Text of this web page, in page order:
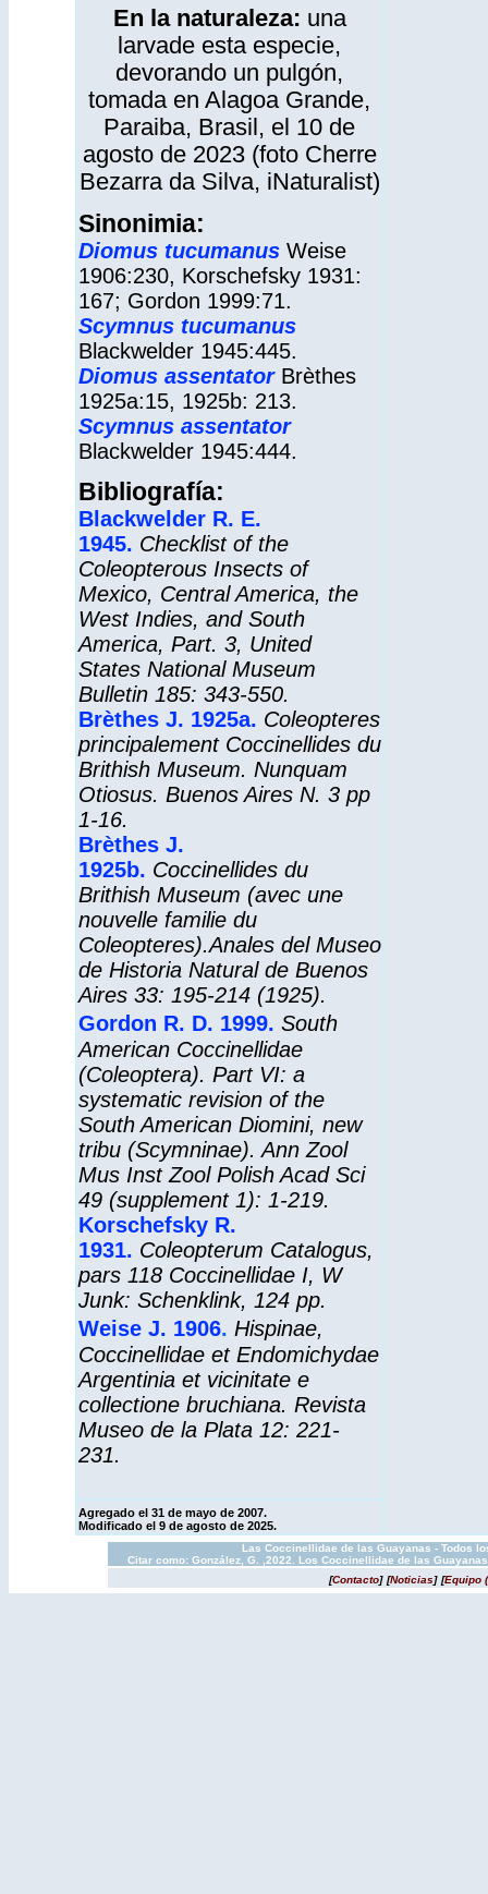
En la naturaleza: una
larvade esta especie,
devorando un pulgón,
tomada en Alagoa Grande,
Paraiba, Brasil, el 10 de
agosto de 2023 (foto Cherre
Bezarra da Silva, iNaturalist)
Sinonimia:
Diomus tucumanusWeise
1906:230, Korschefsky 1931:
167; Gordon 1999:71.
Scymnus tucumanus
Blackwelder 1945:445.
Diomus assentator Brèthes
1925a:15, 1925b: 213.
Scymnus assentator
Blackwelder 1945:444.
Bibliografía:
Blackwelder R. E.
1945. Checklist of the
Coleopterous Insects of
Mexico, Central America, the
West Indies, and South
America, Part. 3, United
States National Museum
Bulletin185: 343-550.
Brèthes J. 1925a. Coleopteres
principalement Coccinellides du
Brithish Museum. Nunquam
Otiosus. Buenos Aires N. 3 pp
1-16.
Brèthes J.
1925b. Coccinellides du
Brithish Museum (avec une
nouvelle familie du
Coleopteres).Anales del Museo
de Historia Natural de Buenos
Aires33: 195-214 (1925).
Gordon R. D. 1999. South
American Coccinellidae
(Coleoptera). Part VI: a
systematic revision of the
South American Diomini, new
tribu (Scymninae). Ann Zool
Mus Inst Zool Polish Acad Sci
49 (supplement 1): 1-219.
Korschefsky R.
1931. Coleopterum Catalogus,
pars 118 Coccinellidae I, W
Junk: Schenklink, 124 pp.
Weise J. 1906. Hispinae,
Coccinellidae et Endomichydae
Argentinia et vicinitate e
collectione bruchiana. Revista
Museo de la Plata 12: 221-
231.
Agregado el 31 de mayo de 2007.
Modificado el 9 de agosto de 2025.
Las Coccinellidae de las Guayanas - Todos
Citar como: González, G. ,2022. Los Coccinellidae de las
[Contacto] [Noticias] [Equipo